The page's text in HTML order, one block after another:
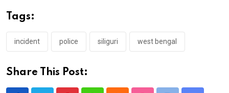
Tags:
incident police siliguri west bengal
Share This Post: